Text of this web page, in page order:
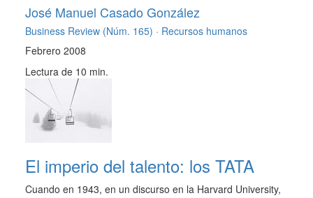
José Manuel Casado González
Business Review (Núm. 165) · Recursos humanos
Febrero 2008
Lectura de 10 min.
El imperio del talento: los TATA
Cuando en 1943, en un discurso en la Harvard University,